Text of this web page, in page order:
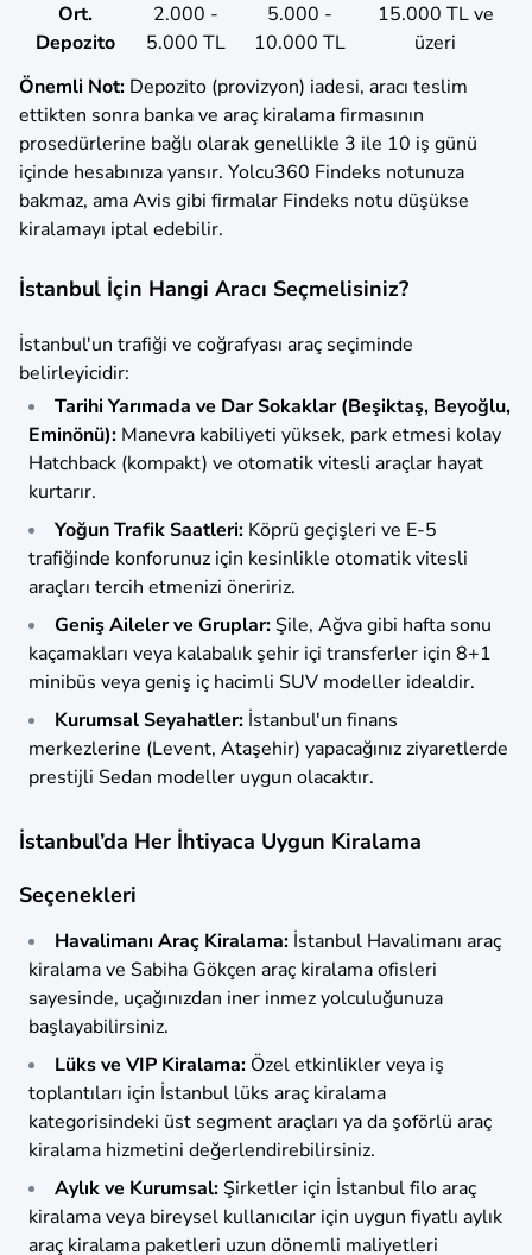
Ort.
Depozito
2.000 -
5.000 TL
5.000 -
10.000 TL
15.000 TL ve
üzeri
Önemli Not: Depozito (provizyon) iadesi, aracı teslim
ettikten sonra banka ve araç kiralama firmasının
prosedürlerine bağlı olarak genellikle 3 ile 10 iş günü
içinde hesabınıza yansır. Yolcu360 Findeks notunuza
bakmaz, ama Avis gibi firmalar Findeks notu düşükse
kiralamayı iptal edebilir.
İstanbul İçin Hangi Aracı Seçmelisiniz?
İstanbul'un trafiği ve coğrafyası araç seçiminde
belirleyicidir:
Tarihi Yarımada ve Dar Sokaklar (Beşiktaş, Beyoğlu,
Eminönü): Manevra kabiliyeti yüksek, park etmesi kolay
Hatchback (kompakt) ve otomatik vitesli araçlar hayat
kurtarır.
Yoğun Trafik Saatleri: Köprü geçişleri ve E-5
trafiğinde konforunuz için kesinlikle otomatik vitesli
araçları tercih etmenizi öneririz.
Geniş Aileler ve Gruplar: Şile, Ağva gibi hafta sonu
kaçamakları veya kalabalık şehir içi transferler için 8+1
minibüs veya geniş iç hacimli SUV modeller idealdir.
Kurumsal Seyahatler: İstanbul'un finans
merkezlerine (Levent, Ataşehir) yapacağınız ziyaretlerde
prestijli Sedan modeller uygun olacaktır.
İstanbul’da Her İhtiyaca Uygun Kiralama
Seçenekleri
Havalimanı Araç Kiralama: İstanbul Havalimanı araç
kiralama ve Sabiha Gökçen araç kiralama ofisleri
sayesinde, uçağınızdan iner inmez yolculuğunuza
başlayabilirsiniz.
Lüks ve VIP Kiralama: Özel etkinlikler veya iş
toplantıları için İstanbul lüks araç kiralama
kategorisindeki üst segment araçları ya da şoförlü araç
kiralama hizmetini değerlendirebilirsiniz.
Aylık ve Kurumsal: Şirketler için İstanbul filo araç
kiralama veya bireysel kullanıcılar için uygun fiyatlı aylık
araç kiralama paketleri uzun dönemli maliyetleri